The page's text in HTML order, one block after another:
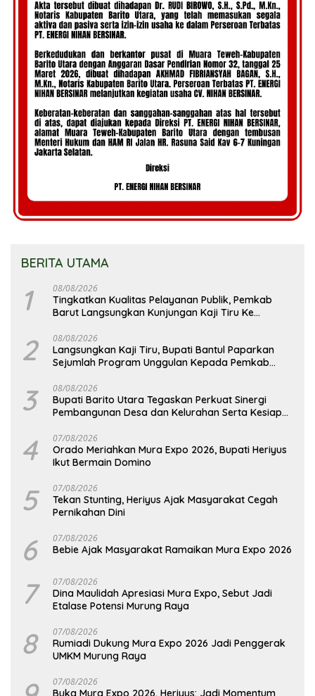
BERITA UTAMA
1 08/08/2026
Tingkatkan Kualitas Pelayanan Publik, Pemkab
Barut Langsungkan Kunjungan Kaji Tiru Ke
2 08/08/2026
Langsungkan Kaji Tiru, Bupati Bantul Paparkan
Sejumlah Program Unggulan Kepada Pemkab
3 08/08/2026
Bupati Barito Utara Tegaskan Perkuat Sinergi
Pembangunan Desa dan Kelurahan Serta Kesiapan
4 07/08/2026
Orado Meriahkan Mura Expo 2026, Bupati Heriyus
Ikut Bermain Domino
5 07/08/2026
Tekan Stunting, Heriyus Ajak Masyarakat Cegah
Pernikahan Dini
6 07/08/2026
Bebie Ajak Masyarakat Ramaikan Mura Expo 2026
7 07/08/2026
Dina Maulidah Apresiasi Mura Expo, Sebut Jadi
Etalase Potensi Murung Raya
8 07/08/2026
Rumiadi Dukung Mura Expo 2026 Jadi Penggerak
UMKM Murung Raya
07/08/2026
Buka Mura Expo 2026, Heriyus: Jadi Momentum